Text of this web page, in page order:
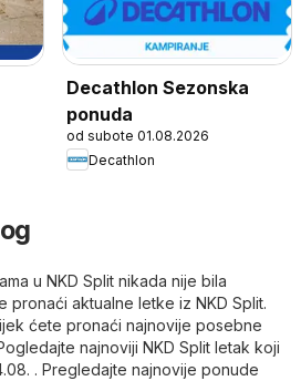
Decathlon Sezonska
ponuda
od subote 01.08.2026
Decathlon
u NKD Split nikada nije bila
pronaći aktualne letke iz NKD Split.
ćete pronaći najnovije posebne
najnoviji NKD Split letak koji
. Pregledajte najnovije ponude